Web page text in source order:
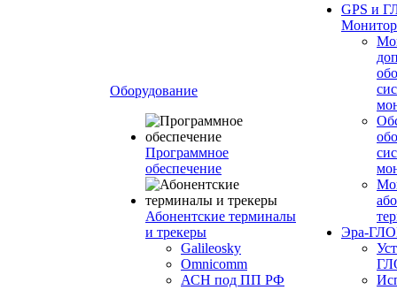
Оборудование
Программное
обеспечение
Абонентские терминалы
и трекеры
Galileosky
Omnicomm
АСН под ПП РФ
GPS и
Эра-